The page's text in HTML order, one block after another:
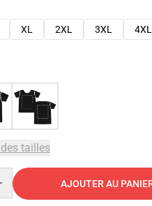
XL 2XL 3XL
4XL
tailles
AJOUTER AU